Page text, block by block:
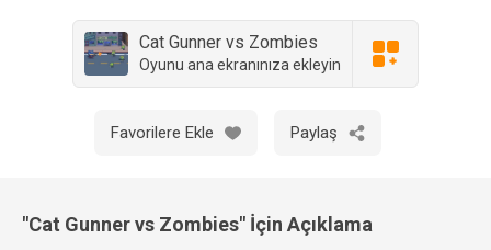
Cat Gunner vs Zombies
Oyunu ana ekranınıza ekleyin
Favorilere Ekle Paylaş
"Cat Gunner vs Zombies" İçin Açıklama